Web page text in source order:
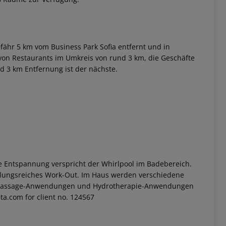
5 km vom Business Park Sofia entfernt und in
Restaurants im Umkreis von rund 3 km, die Geschäfte
3 km Entfernung ist der nächste.
verspricht der Whirlpool im Badebereich.
Work-Out. Im Haus werden verschiedene
Anwendungen und Hydrotherapie-Anwendungen
for client no. 124567